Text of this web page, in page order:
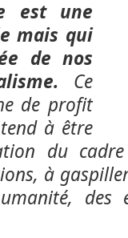
est une
mais qui
de nos
Ce
de profit
à être
du
à
des